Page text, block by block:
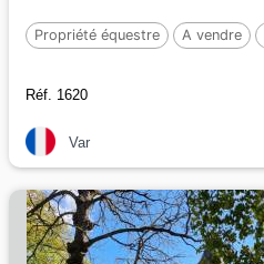
Propriété équestre A vendre
Réf. 1620
Var